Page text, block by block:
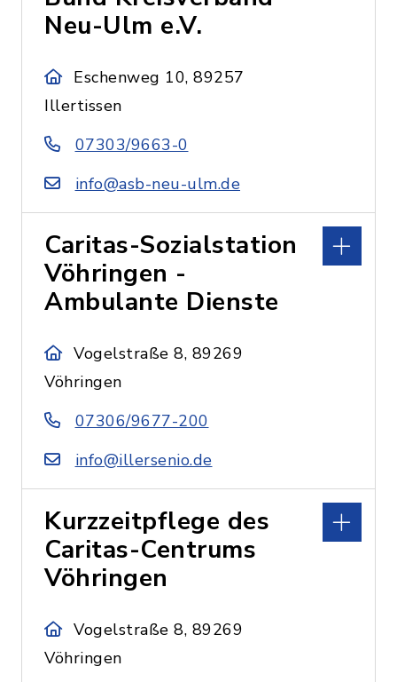
Neu-Ulm e.V.
Eschenweg 10, 89257
Illertissen
07303/9663-0
info@asb-neu-ulm.de
Caritas-Sozialstation
Vöhringen -
Ambulante Dienste
Vogelstraße 8, 89269
Vöhringen
07306/9677-200
info@illersenio.de
Kurzzeitpflege des
Caritas-Centrums
Vöhringen
Vogelstraße 8, 89269
Vöhringen